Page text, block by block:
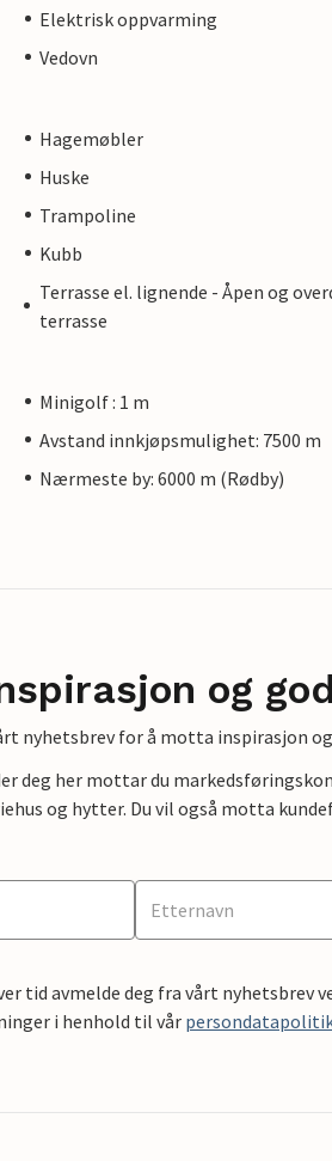
Elektrisk oppvarming
Vedovn
Hagemøbler
Huske
Trampoline
Kubb
Terrasse el. lignende - Åpen og
terrasse
Minigolf : 1 m
Avstand innkjøpsmulighet: 7500 m
Nærmeste by: 6000 m (Rødby)
og
nyhetsbrev for å motta inspirasjon
deg her mottar du
og hytter. Du vil også motta
tid avmelde deg fra vårt nyhetsbrev
i henhold til vår